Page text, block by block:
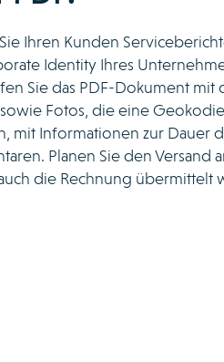
Ihren Kunden
Identity Ihres
Sie das PDF-Dokument
Fotos, die eine
mit Informationen zur Dauer
Planen Sie den Versand
die Rechnung übermittelt